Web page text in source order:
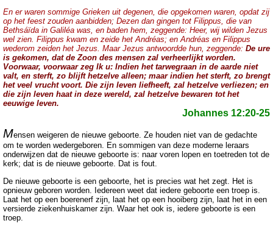
En er waren sommige Grieken uit degenen, die opgekomen waren, opdat zij
op het feest zouden aanbidden; Dezen dan gingen tot Filippus, die van
Bethsáïda in Galiléa was, en baden hem, zeggende: Heer, wij wilden Jezus
wel zien. Filippus kwam en zeide het Andréas; en Andréas en Filippus
wederom zeiden het Jezus. Maar Jezus antwoordde hun, zeggende: De ure
is gekomen, dat de Zoon des mensen zal verheerlijkt worden.
Voorwaar, voorwaar zeg Ik u: Indien het tarwegraan in de aarde niet
valt, en sterft, zo blijft hetzelve alleen; maar indien het sterft, zo brengt
het veel vrucht voort. Die zijn leven liefheeft, zal hetzelve verliezen; en
die zijn leven haat in deze wereld, zal hetzelve bewaren tot het
eeuwige leven.
Johannes 12:20-25
Mensen weigeren de nieuwe geboorte. Ze houden niet van de gedachte
om te worden wedergeboren. En sommigen van deze moderne leraars
onderwijzen dat de nieuwe geboorte is: naar voren lopen en toetreden tot de
kerk; dat is de nieuwe geboorte. Dat is fout.
De nieuwe geboorte is een geboorte, het is precies wat het zegt. Het is
opnieuw geboren worden. Iedereen weet dat iedere geboorte een troep is.
Laat het op een boerenerf zijn, laat het op een hooiberg zijn, laat het in een
versierde ziekenhuiskamer zijn. Waar het ook is, iedere geboorte is een
troep.